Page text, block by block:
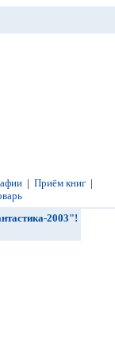
| Приём книг |
2003"!